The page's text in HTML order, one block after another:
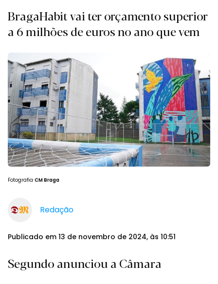
BragaHabit vai ter orçamento superior
a 6 milhões de euros no ano que vem
Fotografia CM Braga
Redação
Publicado em 13 de novembro de 2024, às 10:51
Segundo anunciou a Câmara